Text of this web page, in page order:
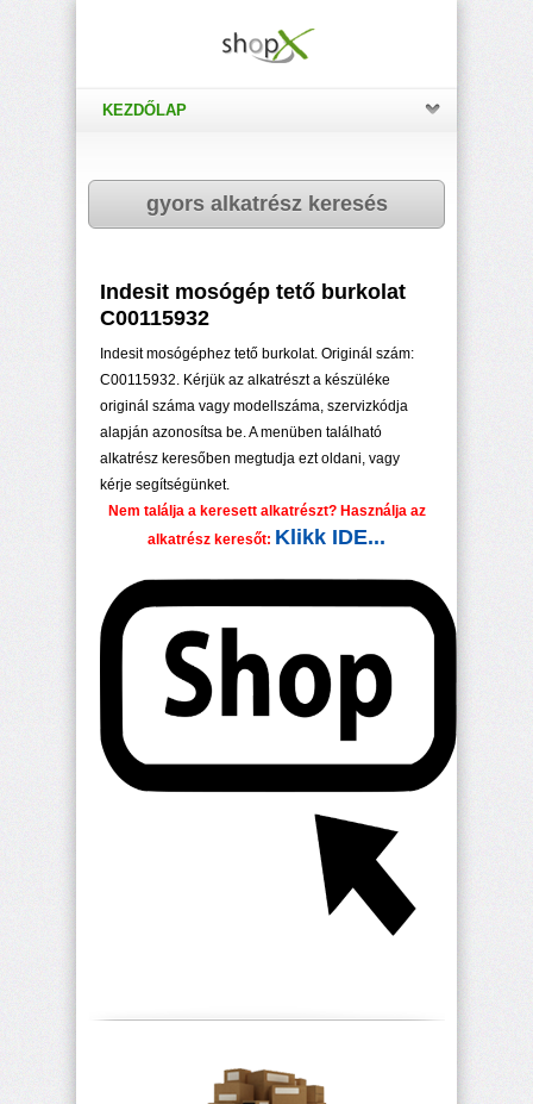
KEZDŐLAP
gyors alkatrész keresés
Indesit mosógép tető burkolat
C00115932
Indesit mosógéphez tető burkolat. Originál szám:
C00115932. Kérjük az alkatrészt a készüléke
originál száma vagy modellszáma, szervizkódja
alapján azonosítsa be. A menüben található
alkatrész keresőben megtudja ezt oldani, vagy
kérje segítségünket.
Nem találja a keresett alkatrészt? Használja az
alkatrész keresőt: Klikk IDE...